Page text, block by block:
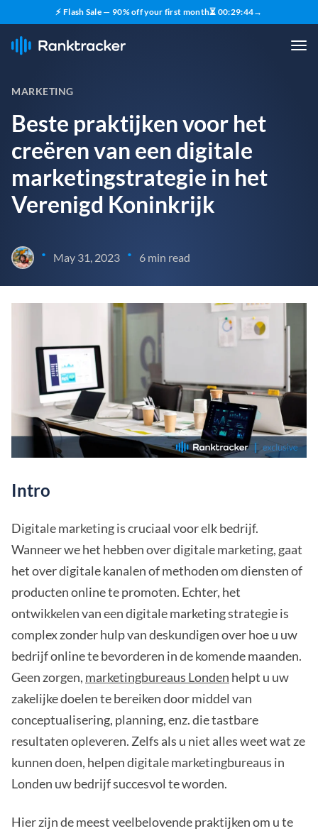
⚡ Flash Sale — 90% off your first month⏳ 00:29:43→
MARKETING
Beste praktijken voor het
creëren van een digitale
marketingstrategie in het
Verenigd Koninkrijk
• May 31, 2023 • 6 min read
Intro
Digitale marketing is cruciaal voor elk bedrijf.
Wanneer we het hebben over digitale marketing, gaat
het over digitale kanalen of methoden om diensten of
producten online te promoten. Echter, het
ontwikkelen van een digitale marketing strategie is
complex zonder hulp van deskundigen over hoe u uw
bedrijf online te bevorderen in de komende maanden.
Geen zorgen, marketingbureaus Londen helpt u uw
zakelijke doelen te bereiken door middel van
conceptualisering, planning, enz. die tastbare
resultaten opleveren. Zelfs als u niet alles weet wat ze
kunnen doen, helpen digitale marketingbureaus in
Londen uw bedrijf succesvol te worden.
Hier zijn de meest veelbelovende praktijken om u te